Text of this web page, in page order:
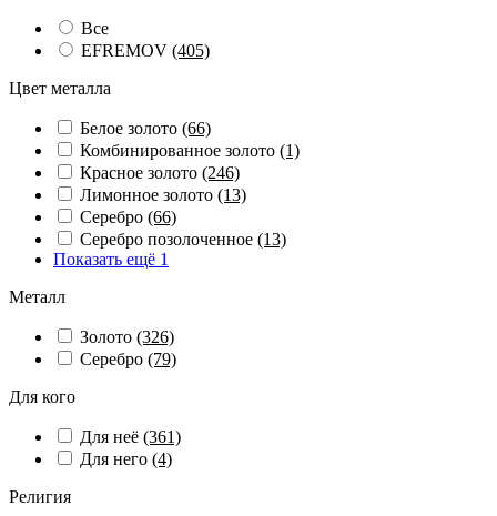
Все
EFREMOV (405)
Цвет металла
Белое золото (66)
Комбинированное золото (1)
Красное золото (246)
Лимонное золото (13)
Серебро (66)
Серебро позолоченное (13)
Показать ещё 1
Металл
Золото (326)
Серебро (79)
Для кого
Для неё (361)
Для него (4)
Религия